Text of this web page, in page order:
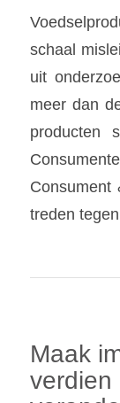
schaal
uit
meer dan
producten
treden
Maak
verdien